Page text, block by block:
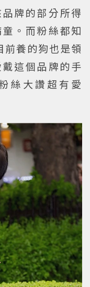
牌的部分所得
。而粉絲都知
前養的狗也是領
這個品牌的手
絲大讚超有愛